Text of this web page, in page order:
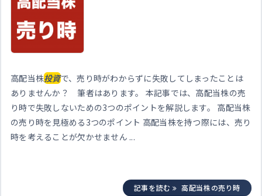
高配当株投資で、売り時がわからずに失敗してしまったことは
ありませんか？ 筆者はあります。 本記事では、高配当株の売
り時で失敗しないための3つのポイントを解説します。 高配当株
の売り時を見極める3つのポイント 高配当株を持つ際には、売り
時を考えることが欠かせません ...
記事を読む 高配当株の売り時